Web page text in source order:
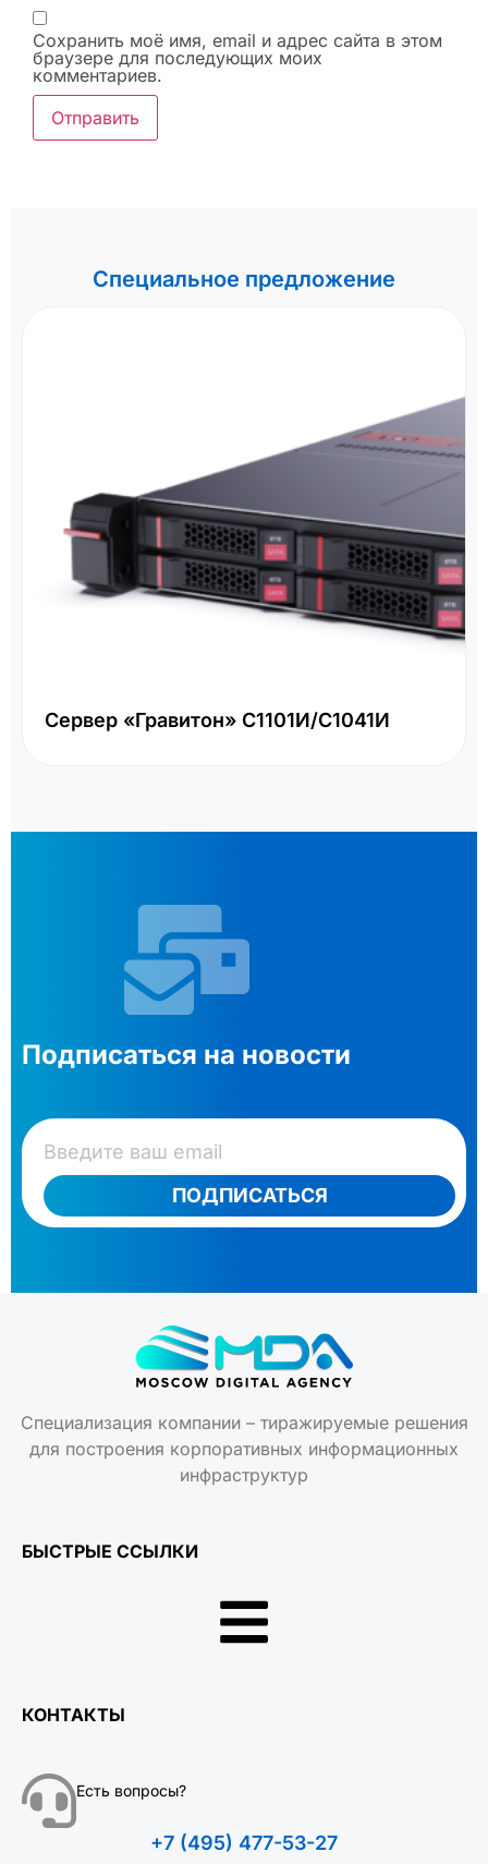
Сохранить моё имя, email и адрес сайта в этом
браузере для последующих моих
комментариев.
Специальное предложение
Сервер «Гравитон» С1101И/С1041И
Подписаться на новости
ПОДПИСАТЬСЯ
Специализация компании – тиражируемые решения
для построения корпоративных информационных
инфраструктур
БЫСТРЫЕ ССЫЛКИ
КОНТАКТЫ
Есть вопросы?
+7 (495) 477-53-27